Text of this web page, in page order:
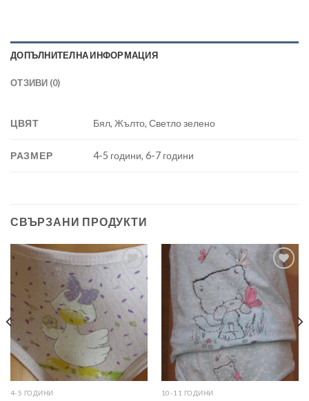
ДОПЪЛНИТЕЛНА ИНФОРМАЦИЯ
ОТЗИВИ (0)
ЦВЯТ Бял, Жълто, Светло зелено
РАЗМЕР 4-5 години, 6-7 години
СВЪРЗАНИ ПРОДУКТИ
Add to
wishlist
4-5 ГОДИНИ
Add to
wishlist
10-11 ГОДИНИ